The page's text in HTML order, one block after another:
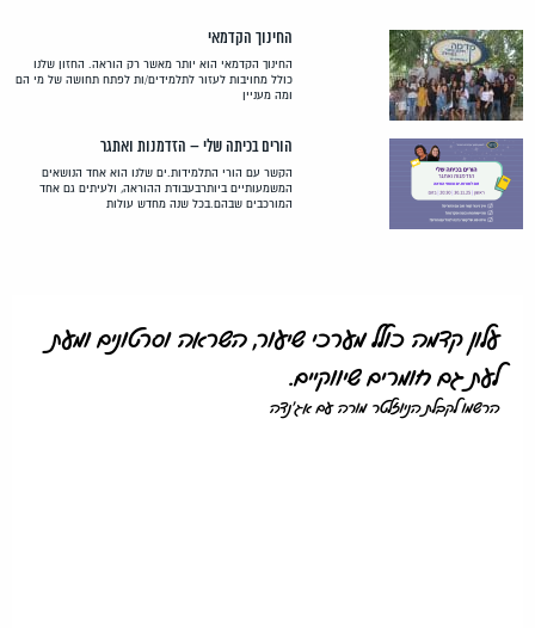
החינוך הקדמאי
החינוך הקדמאי הוא יותר מאשר רק הוראה. החזון שלנו
כולל מחויבות לעזור לתלמידים/ות לפתח תחושה של מי הם
ומה מעניין
הורים בכיתה שלי – הזדמנות ואתגר
הקשר עם הורי התלמידות.ים שלנו הוא אחד הנושאים
המשמעותיים ביותרבעבודת ההוראה, ולעיתים גם אחד
המורכבים שבהם.בכל שנה מחדש עולות
עלון קדמה כולל מערכי שיעור, השראה וסרטונים ומעת
לעת גם חומרים שיווקיים.
הרשמו לקבלת הניוזלטר מורה עם אג'נדה